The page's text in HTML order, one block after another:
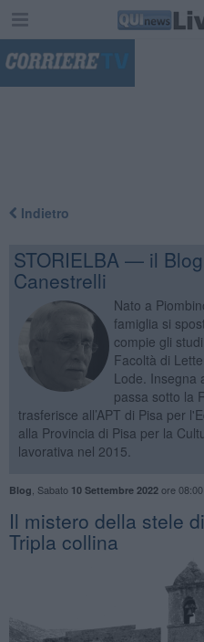
Indietro
STORIELBA — il
Canestrelli
Nato a
famiglia si
compie gli
Facoltà di
Lode. Insegna
passa sotto la
trasferisce all’APT di Pisa per
alla Provincia di Pisa per la
lavorativa nel 2015.
Blog Sabato 10 Settembre 2022ore 08:00
Il mistero della stele
Tripla collina